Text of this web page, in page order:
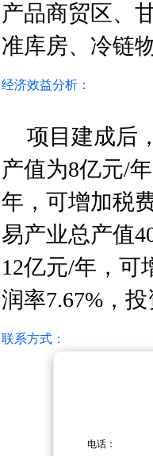
产品商贸区、
准库房、冷链
经济效益分析：
项目建成后
产值为8亿元/
年，可增加税
易产业总产值
12亿元/年，可
润率7.67%，
联系方式：
电话：